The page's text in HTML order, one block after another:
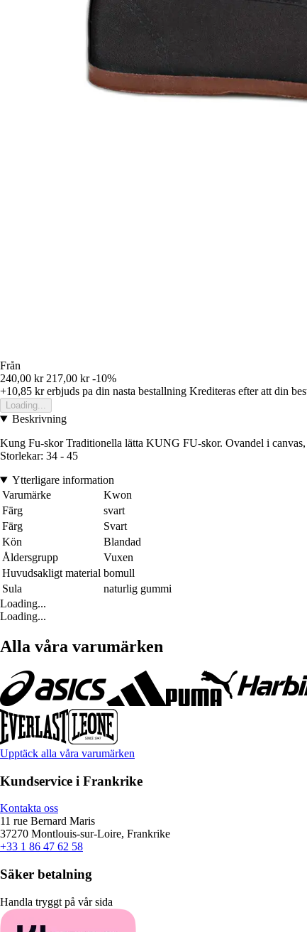
Från
240,00 kr 217,00 kr -10%
+10,85 krerbjuds pa din nasta bestallning Krediteras efter att din
Loading...
Beskrivning
Kung Fu-skor Traditionella lätta KUNG FU-skor. Ovandel i
Storlekar: 34 - 45
Ytterligare information
Varumärke
Kwon
Färg
svart
Färg
Svart
Kön
Blandad
Åldersgrupp
Vuxen
Huvudsakligt material bomull
Sula
naturlig gummi
Loading...
Loading...
Alla våra varumärken
Upptäck alla våra varumärken
Kundservice i Frankrike
Kontakta oss
11 rue Bernard Maris
37270 Montlouis-sur-Loire, Frankrike
+33 1 86 47 62 58
Säker betalning
Handla tryggt på vår sida